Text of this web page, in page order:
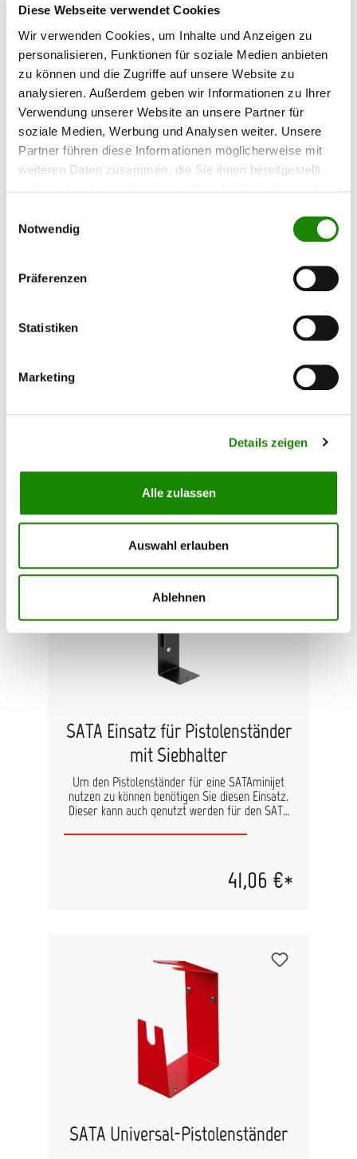
Diese Webseite verwendet Cookies
Wir verwenden Cookies, um Inhalte und Anzeigen zu
personalisieren, Funktionen für soziale Medien anbieten
zu können und die Zugriffe auf unsere Website zu
analysieren. Außerdem geben wir Informationen zu Ihrer
Verwendung unserer Website an unsere Partner für
soziale Medien, Werbung und Analysen weiter. Unsere
Partner führen diese Informationen möglicherweise mit
weiteren Daten zusammen, die Sie ihnen bereitgestellt
Notwendig
Präferenzen
Statistiken
Marketing
Details zeigen
Alle zulassen
Auswahl erlauben
Ablehnen
162,44 €*
hängen. Allerdings benötigen Sie hierfür einen
70,57 €*
SATA Einsatz für Pistolenständer
mit Siebhalter
Um den Pistolenständer für eine SATAminijet
nutzen zu können benötigen Sie diesen Einsatz.
Dieser kann auch genutzt werden für den SATA
Fließbecherpistolen (134916).
41,06 €*
SATA Universal-Pistolenständer